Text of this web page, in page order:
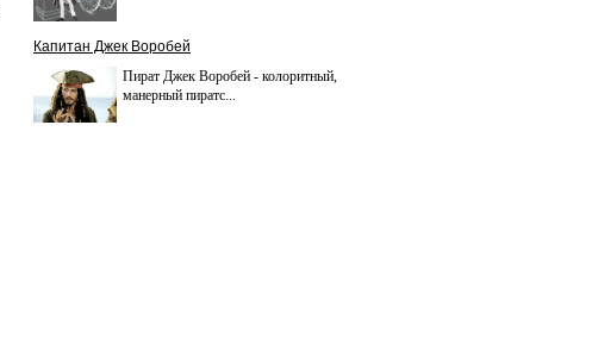
Капитан Джек Воробей
Пират Джек Воробей - колоритный,
манерный пиратс...